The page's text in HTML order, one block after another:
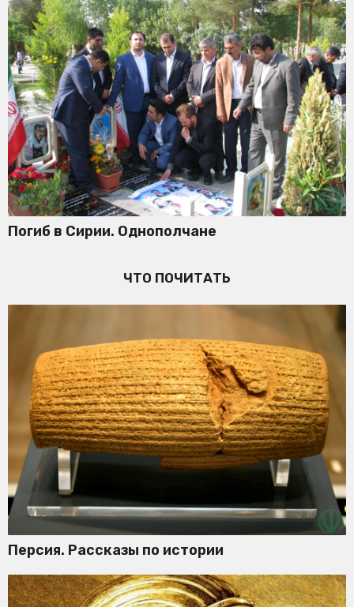
Погиб в Сирии. Однополчане
ЧТО ПОЧИТАТЬ
Персия. Рассказы по истории